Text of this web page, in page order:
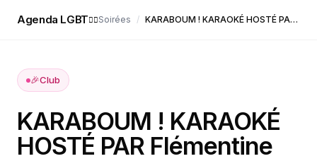
Agenda LGBT🏳️‍🌈Soirées / KARABOUM ! KARAOKÉ HOSTÉ PAR Flémentine
🎉Club
KARABOUM ! KARAOKÉ
HOSTÉ PAR Flémentine